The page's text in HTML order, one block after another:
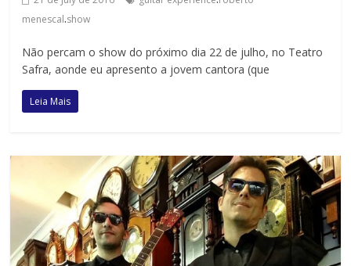
menescal.show
Não percam o show do próximo dia 22 de julho, no Teatro
Safra, aonde eu apresento a jovem cantora (que
Leia Mais